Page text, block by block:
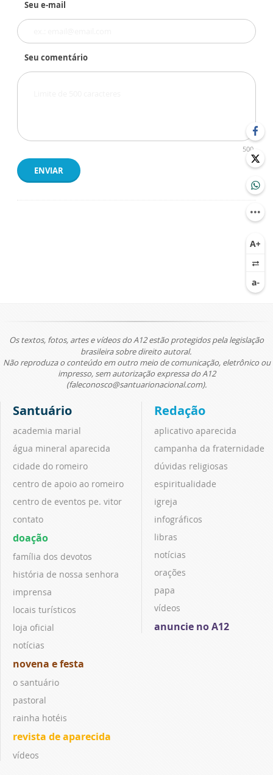
Seu e-mail
Seu comentário
500
ENVIAR
Os textos, fotos, artes e vídeos do A12 estão protegidos pela legislação
brasileira sobre direito autoral.
Não reproduza o conteúdo em outro meio de comunicação, eletrônico ou
impresso, sem autorização expressa do A12
(faleconosco@santuarionacional.com).
Santuário
academia marial
água mineral aparecida
cidade do romeiro
centro de apoio ao romeiro
centro de eventos pe. vitor
contato
doação
família dos devotos
história de nossa senhora
imprensa
locais turísticos
loja oficial
notícias
novena e festa
o santuário
pastoral
rainha hotéis
revista de aparecida
vídeos
Redação
aplicativo aparecida
campanha da fraternidade
dúvidas religiosas
espiritualidade
igreja
infográficos
libras
notícias
orações
papa
vídeos
anuncie no A12